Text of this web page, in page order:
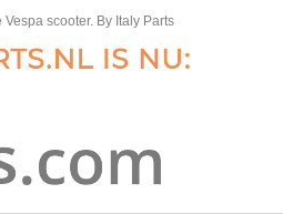
Vespa scooter. By Italy Parts